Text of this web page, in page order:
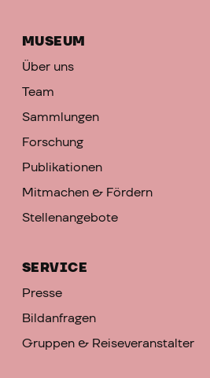
MUSEUM
Über uns
Team
Sammlungen
Forschung
Publikationen
Mitmachen & Fördern
Stellenangebote
SERVICE
Presse
Bildanfragen
Gruppen & Reiseveranstalter